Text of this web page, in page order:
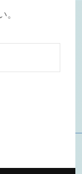
。